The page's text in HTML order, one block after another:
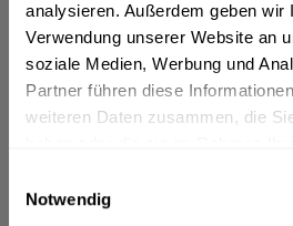
analysieren. Außerdem geben wir
Verwendung unserer Website an
soziale Medien, Werbung und
Partner führen diese
weiteren Daten zusammen, die
Notwendig
Artikel-Nr.: 15413
Beschreibung
mehr